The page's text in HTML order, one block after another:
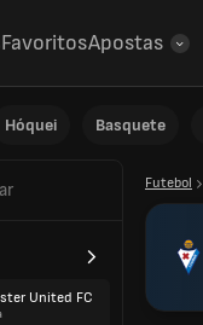
FavoritosApostas
Hóquei Basquete
United FC
Futebol